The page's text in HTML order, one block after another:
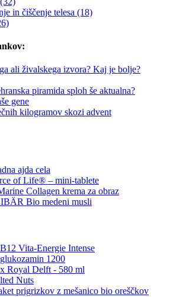
in čiščenje telesa (18)
ali živalskega izvora? Kaj je bolje?
piramida sploh še aktualna?
gene
kilogramov skozi advent
ajda cela
of Life® – mini-tablete
Collagen krema za obraz
Bio medeni musli
Vita-Energie Intense
1200
Royal Delft - 580 ml
Nuts
prigrizkov z mešanico bio oreščkov